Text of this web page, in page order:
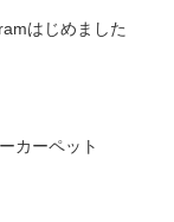
カーペット